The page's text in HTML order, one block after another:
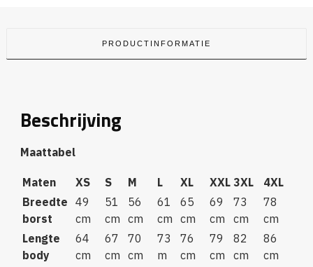
PRODUCTINFORMATIE
Beschrijving
Maattabel
Maten XS S M L XL XXL 3XL
4XL
Breedte
borst
49
cm
51
cm
56
cm
61
cm
65
cm
69
cm
73
cm
78
cm
Lengte
body
64
cm
67
cm
70
cm
73
m
76
cm
79
cm
82
cm
86
cm